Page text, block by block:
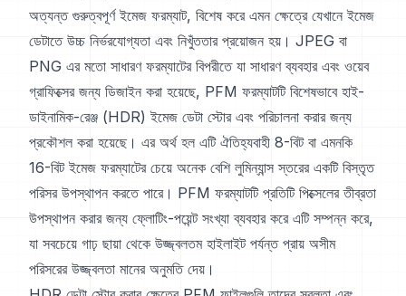
অত্যন্ত গুরুত্বপূর্ণ ইমেজ ফরম্যাট, বিশেষ করে এমন ক্ষেত্রে যেখানে ইমেজ
ডেটাতে উচ্চ নির্ভরযোগ্যতা এবং নিখুঁততার প্রয়োজন হয়। JPEG বা
PNG এর মতো সাধারণ ফরম্যাটের বিপরীতে যা সাধারণ ব্যবহার এবং ওয়েব
গ্রাফিক্সের জন্য ডিজাইন করা হয়েছে, PFM ফরম্যাটটি বিশেষভাবে হাই-
ডাইনামিক-রেঞ্জ (HDR) ইমেজ ডেটা স্টোর এবং পরিচালনা করার জন্য
প্রকৌশল করা হয়েছে। এর অর্থ হল এটি ঐতিহ্যবাহী 8-বিট বা এমনকি
16-বিট ইমেজ ফরম্যাটের চেয়ে অনেক বেশি লুমিন্যান্স স্তরের একটি বিস্তৃত
পরিসর উপস্থাপন করতে পারে। PFM ফরম্যাটটি প্রতিটি পিক্সেলের তীব্রতা
উপস্থাপন করার জন্য ফ্লোটিং-পয়েন্ট সংখ্যা ব্যবহার করে এটি সম্পন্ন করে,
যা সবচেয়ে গাঢ় ছায়া থেকে উজ্জ্বলতম হাইলাইট পর্যন্ত প্রায় অসীম
পরিসরের উজ্জ্বলতা মানের অনুমতি দেয়।